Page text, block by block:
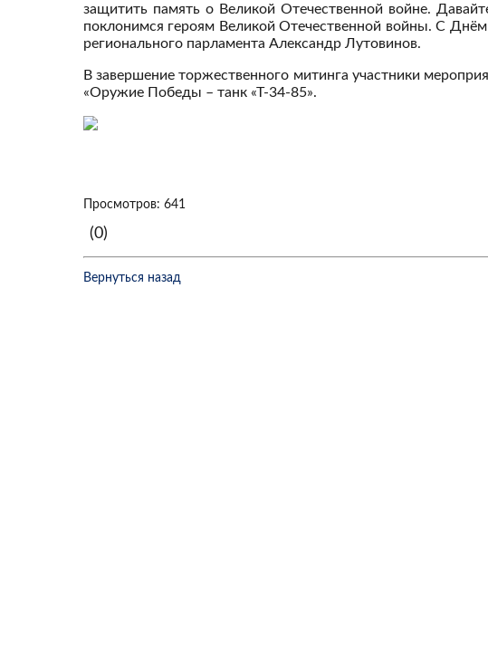
защитить память о Великой Отечественной войне.
поклонимся героям Великой Отечественной войны. С
регионального парламента Александр Лутовинов.
В завершение торжественного митинга участники
«Оружие Победы – танк «Т-34-85».
Просмотров: 641
(0)
Вернуться назад